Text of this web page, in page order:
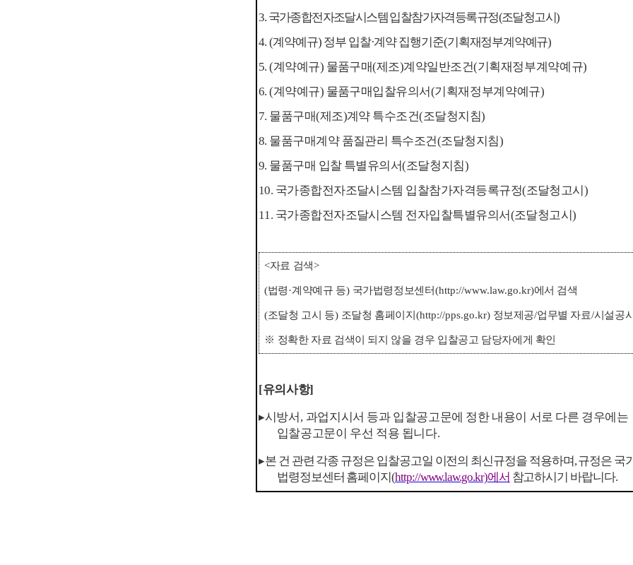
3. 국가종합전자조달시스템 입찰참가자격등록규정(조달청고시)
4.(계약예규) 정부 입찰·계약 집행기준(기획재정부계약예규)
5. (계약예규) 물품구매(제조)계약일반조건(기획재정부계약예규)
6. (계약예규) 물품구매입찰유의서(기획재정부계약예규)
7. 물품구매(제조)계약 특수조건(조달청지침)
8. 물품구매계약 품질관리 특수조건(조달청지침)
9. 물품구매 입찰 특별유의서(조달청지침)
10. 국가종합전자조달시스템 입찰참가자격등록규정(조달청고시)
11. 국가종합전자조달시스템 전자입찰특별유의서(조달청고시)
<자료 검색>
(법령·계약예규 등) 국가법령정보센터(http://www.law.go.kr)에서 검색
(조달청 고시 등) 조달청 홈페이지 (http://pps.go.kr) 정보제공/업무별 자료/시설공
※ 정확한 자료 검색이 되지 않을 경우 입찰공고 담당자에게 확인
[유의사항]
▸시방서 , 과업지시서 등과 입찰공고문에 정한 내용이 서로 다른 경우에 는
입찰공고문이 우선 적용 됩니다.
▸본 건 관련 각종 규정은 입찰공고일 이전의 최신규정을 적용하며,규정은 국
법령정보센터 홈페이지(http://www.law.go.kr)에서 참고하시기 바랍니다.